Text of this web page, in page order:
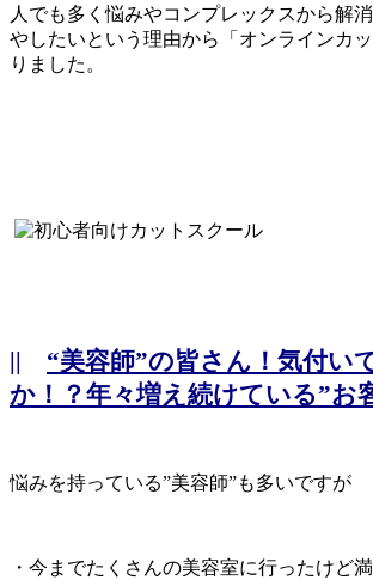
人でも多く悩みやコンプレックスから解
やしたいという理由から「オンラインカ
りました。
|| “美容師”の皆さん！気付い
か！？年々増え続けている”お
悩みを持っている”美容師”も多いですが
・今までたくさんの美容室に行ったけど